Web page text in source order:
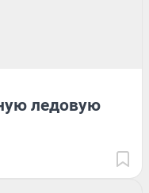
ледовую